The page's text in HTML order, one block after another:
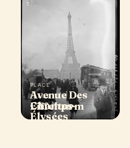
PLACE
Eiffelturm
PLACE
Avenue Des
Champs-
Élysées